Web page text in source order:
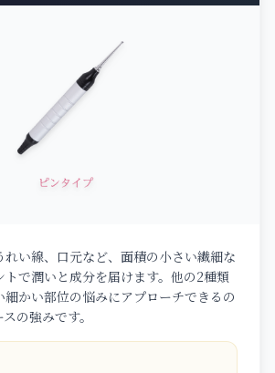
れい線、口元など、面積の小さい繊細な
で潤いと成分を届けます。他の2種類
かい部位の悩みにアプローチできるの
の強みです。